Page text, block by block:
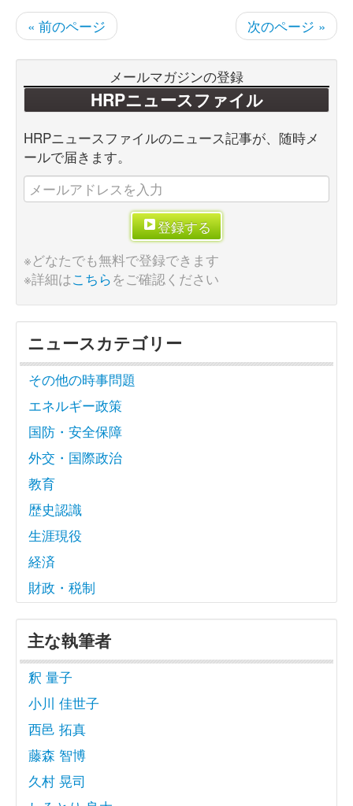
« 前のページ 次のページ »
メールマガジンの登録
HRPニュースファイル
HRPニュースファイルのニュース記事が、随時メ
ールで届きます。
登録する
※どなたでも無料で登録できます
※詳細はこちらをご確認ください
ニュースカテゴリー
その他の時事問題
エネルギー政策
国防・安全保障
外交・国際政治
教育
歴史認識
生涯現役
経済
財政・税制
主な執筆者
釈 量子
小川 佳世子
西邑 拓真
藤森 智博
久村 晃司